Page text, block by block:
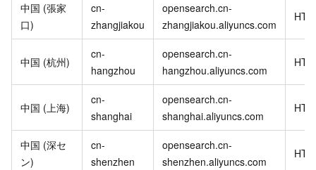
中国 (張家
口)
cn-
zhangjiakou
opensearch.cn-
zhangjiakou.aliyuncs.com
中国 (杭州)
cn-
hangzhou
opensearch.cn-
hangzhou.aliyuncs.com
中国 (上海)
cn-
shanghai
opensearch.cn-
shanghai.aliyuncs.com
中国 (深セ
ン)
cn-
shenzhen
opensearch.cn-
shenzhen.aliyuncs.com